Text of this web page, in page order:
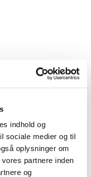
indhold og
sociale medier og til
oplysninger om
partnere inden
og